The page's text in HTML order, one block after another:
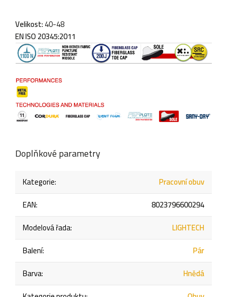
Velikost:40-48
EN ISO 20345:2011
Doplňkové parametry
Kategorie:
Pracovní obuv
EAN:
8023796600294
Modelová řada:
LIGHTECH
Balení:
Pár
Barva:
Hnědá